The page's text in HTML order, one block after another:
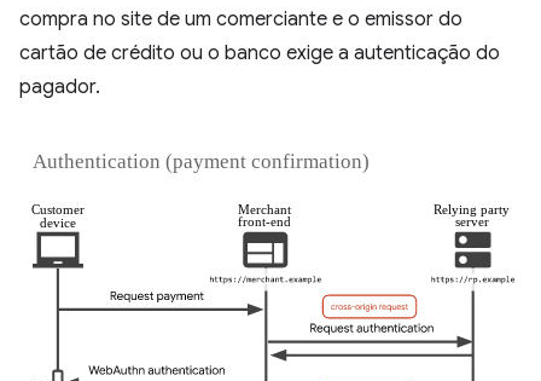
compra no site de um comerciante e o emissor do
cartão de crédito ou o banco exige a autenticação do
pagador.